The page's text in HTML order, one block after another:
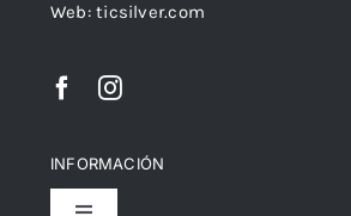
Web: ticsilver.com
INFORMACIÓN